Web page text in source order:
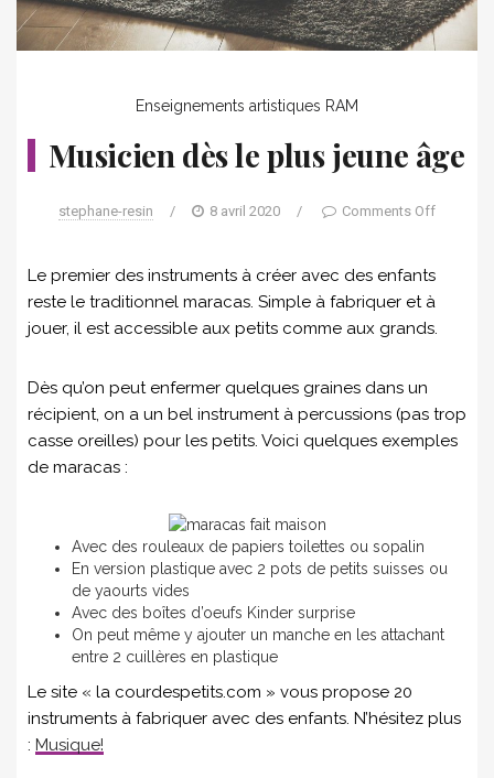
Enseignements artistiques RAM
Musicien dès le plus jeune âge
stephane-resin / 8 avril 2020 / Comments Off
Le premier des instruments à créer avec des enfants
reste le traditionnel maracas. Simple à fabriquer et à
jouer, il est accessible aux petits comme aux grands.
Dès qu’on peut enfermer quelques graines dans un
récipient, on a un bel instrument à percussions (pas trop
casse oreilles) pour les petits. Voici quelques exemples
de maracas :
Avec des rouleaux de papiers toilettes ou sopalin
En version plastique avec 2 pots de petits suisses ou
de yaourts vides
Avec des boîtes d’oeufs Kinder surprise
On peut même y ajouter un manche en les attachant
entre 2 cuillères en plastique
Le site « la courdespetits.com » vous propose 20
instruments à fabriquer avec des enfants. N’hésitez plus
: Musique!